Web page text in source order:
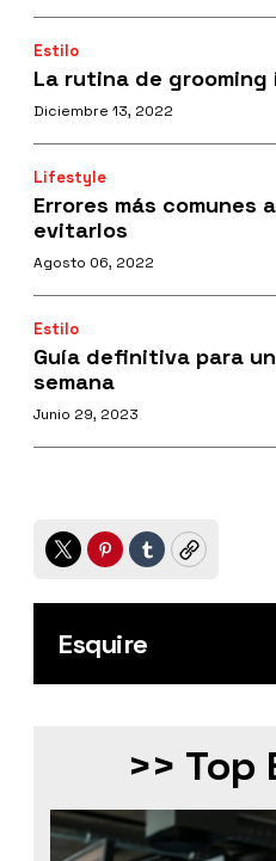
Estilo
La rutina de grooming
Diciembre 13, 2022
Lifestyle
Errores más
evitarlos
Agosto 06, 2022
Estilo
Guía definitiva para
semana
Junio 29, 2023
TwitterPinterest
TumblrCopy
Esquire
>> Top